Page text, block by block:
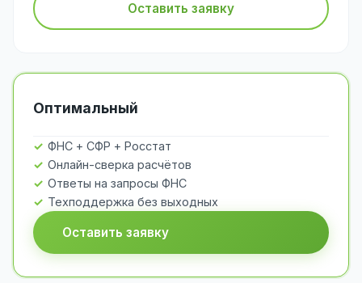
Оставить заявку
Оптимальный
ФНС + СФР + Росстат
Онлайн-сверка расчётов
Ответы на запросы ФНС
Техподдержка без выходных
Оставить заявку